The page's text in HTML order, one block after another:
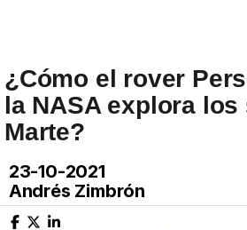
¿Cómo el rover
la NASA explora
Marte?
23-10-2021
Andrés Zimbrón